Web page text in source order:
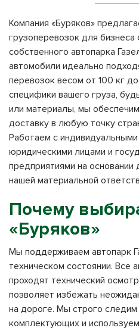
Компания «Буряков»
грузоперевозок для бизнеса
собственного автопарка
автомобили идеально
перевозок весом от 100 кг
специфики вашего груза,
или материалы, мы
доставку в любую точку
Работаем с
юридическими лицами и
предприятиями на основании
нашей материальной
Почему
«Буряков»
Мы поддерживаем автопарк
техническом состоянии. Все
проходят технический
позволяет избежать
на дороге. Мы строго следим
комплектующих и